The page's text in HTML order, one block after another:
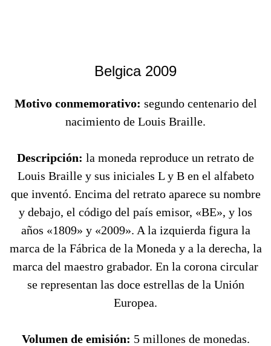
Belgica 2009
Motivo conmemorativo: segundo centenario del
nacimiento de Louis Braille.
Descripción: la moneda reproduce un retrato de
Louis Braille y sus iniciales L y B en el alfabeto
que inventó. Encima del retrato aparece su nombre
y debajo, el código del país emisor, «BE», y los
años «1809» y «2009». A la izquierda figura la
marca de la Fábrica de la Moneda y a la derecha, la
marca del maestro grabador. En la corona circular
se representan las doce estrellas de la Unión
Europea.
Volumen de emisión: 5 millones de monedas.